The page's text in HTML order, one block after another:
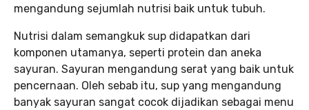
mengandung sejumlah nutrisi baik untuk tubuh.
Nutrisi dalam semangkuk sup didapatkan dari
komponen utamanya, seperti protein dan aneka
sayuran. Sayuran mengandung serat yang baik untuk
pencernaan. Oleh sebab itu, sup yang mengandung
banyak sayuran sangat cocok dijadikan sebagai menu